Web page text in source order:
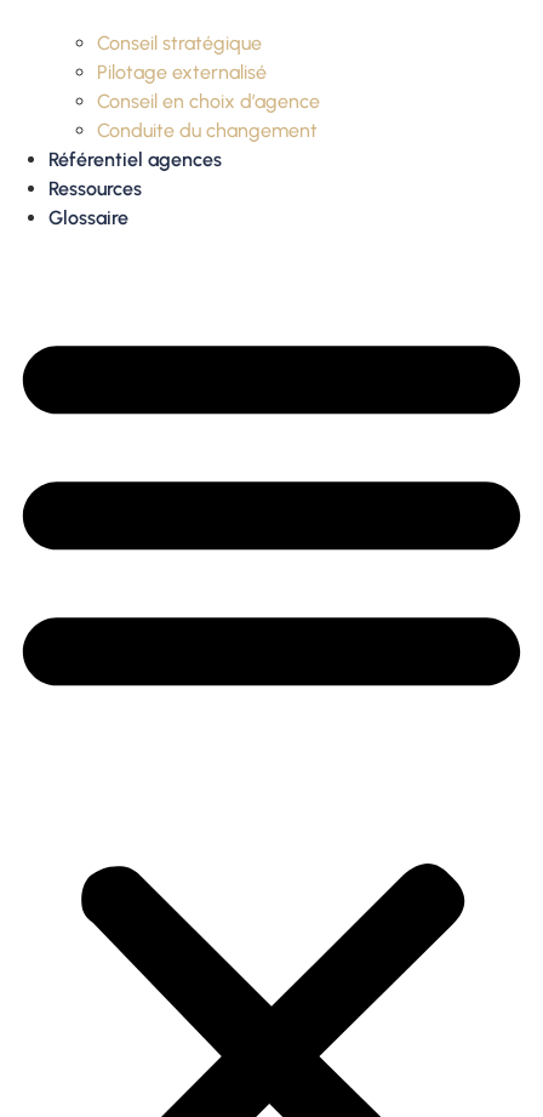
Conseil stratégique
Pilotage externalisé
Conseil en choix d’agence
Conduite du changement
Référentiel agences
Ressources
Glossaire